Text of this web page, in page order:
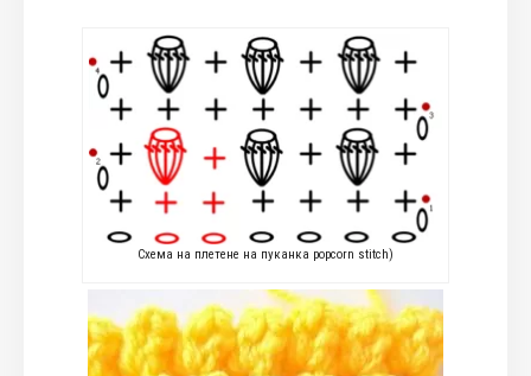
Схема на плетене на пуканка popcorn stitch)